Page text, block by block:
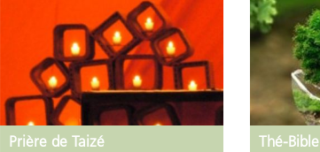
Prière de Taizé Thé-Bible